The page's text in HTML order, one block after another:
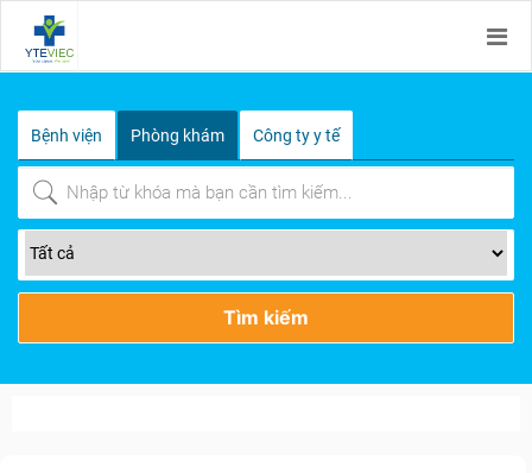
Bệnh viện Phòng khám Công ty y tế
Tìm kiếm